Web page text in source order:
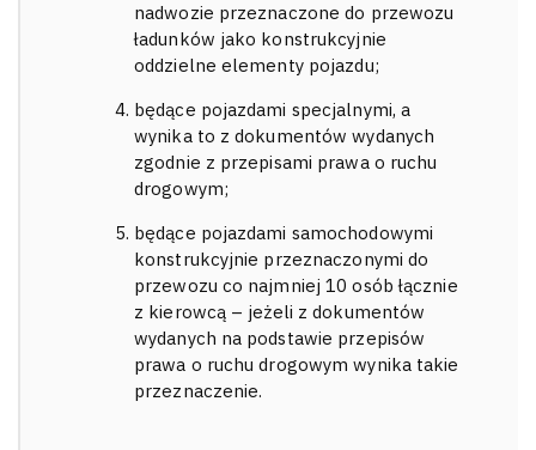
nadwozie przeznaczone do przewozu
ładunków jako konstrukcyjnie
oddzielne elementy pojazdu;
będące pojazdami specjalnymi, a
wynika to z dokumentów wydanych
zgodnie z przepisami prawa o ruchu
drogowym;
będące pojazdami samochodowymi
konstrukcyjnie przeznaczonymi do
przewozu co najmniej 10 osób łącznie
z kierowcą – jeżeli z dokumentów
wydanych na podstawie przepisów
prawa o ruchu drogowym wynika takie
przeznaczenie.